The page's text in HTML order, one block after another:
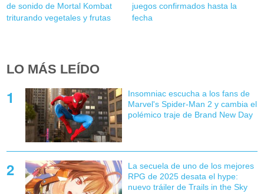
de sonido de Mortal Kombat
triturando vegetales y frutas
juegos confirmados hasta la
fecha
LO MÁS LEÍDO
Insomniac escucha a los fans de
Marvel's Spider-Man 2 y cambia el
polémico traje de Brand New Day
La secuela de uno de los mejores
RPG de 2025 desata el hype:
nuevo tráiler de Trails in the Sky